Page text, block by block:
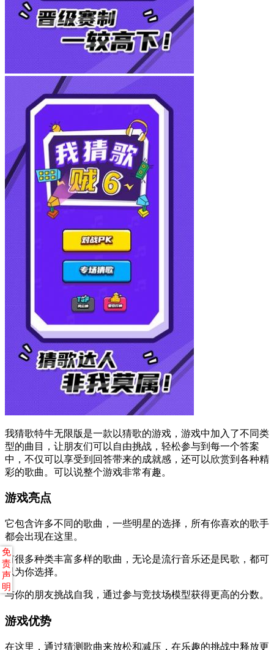
我猜歌特牛无限版是一款以猜歌的游戏，游戏中加入了不同类
型的曲目，让朋友们可以自由挑战，轻松参与到每一个答案
中，不仅可以享受到回答带来的成就感，还可以欣赏到各种精
彩的歌曲。可以说整个游戏非常有趣。
游戏亮点
它包含许多不同的歌曲，一些明星的选择，所有你喜欢的歌手
都会出现在这里。
有很多种类丰富多样的歌曲，无论是流行音乐还是民歌，都可
以为你选择。
与你的朋友挑战自我，通过参与竞技场模型获得更高的分数。
游戏优势
在这里，通过猜测歌曲来放松和减压，在乐趣的挑战中释放更
免
责
声
明